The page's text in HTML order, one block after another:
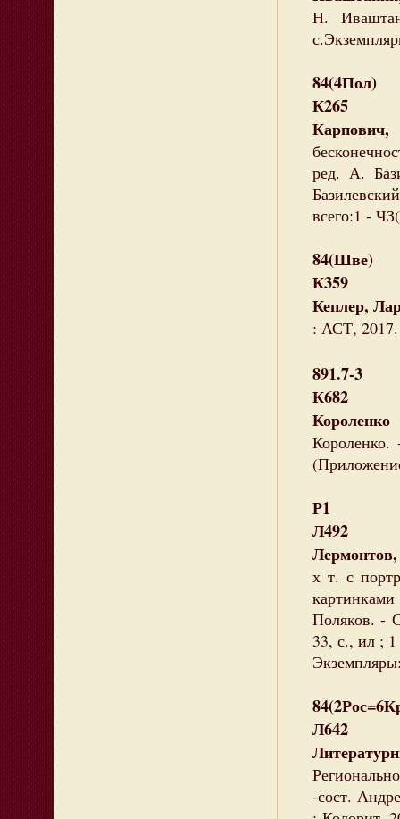
Н.
84(4Пол)
К265
ред. А.
всего:1 -
84(Шве)
К359
Кеплер,
: АСТ, 2017.
891.7-3
К682
Р1
Л492
х т. с
Поляков. -
33, с., ил ;
Л642
-сост.